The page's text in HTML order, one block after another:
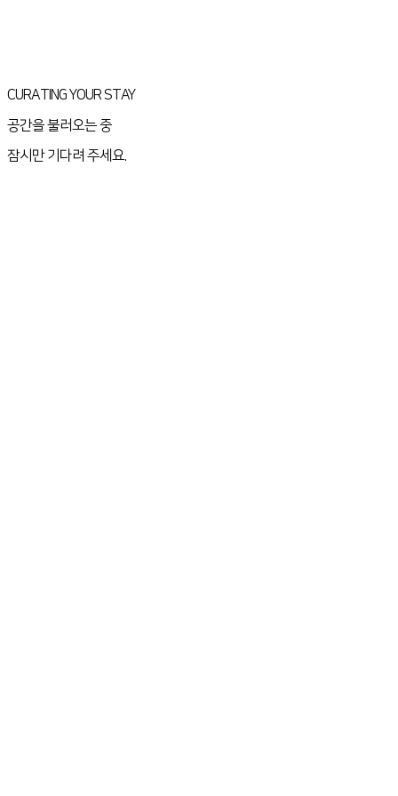
CURATING YOUR STAY
공간을 불러오는 중
잠시만 기다려 주세요.